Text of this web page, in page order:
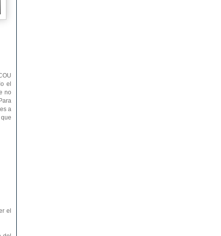
el
no
a
el